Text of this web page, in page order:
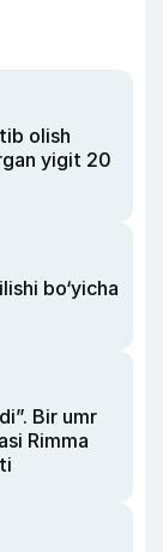
olish
yigit 20
bo‘yicha
Bir umr
Rimma